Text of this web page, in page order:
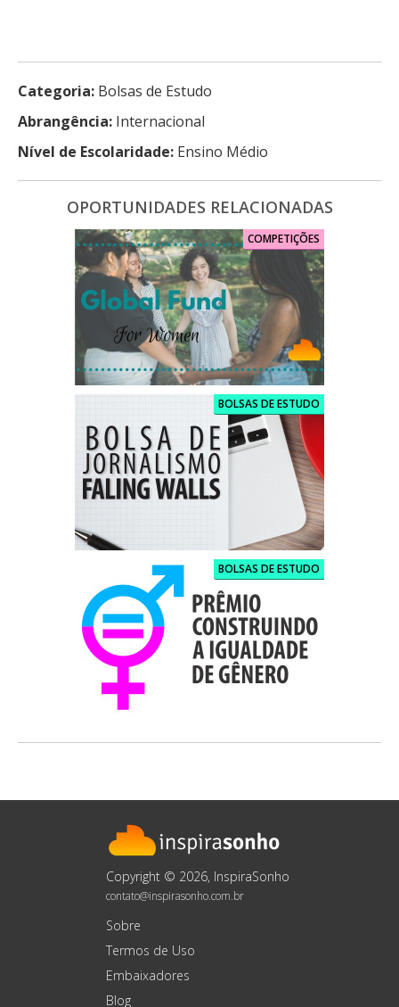
Categoria: Bolsas de Estudo
Abrangência: Internacional
Nível de Escolaridade: Ensino Médio
OPORTUNIDADES RELACIONADAS
COMPETIÇÕES
BOLSAS DE ESTUDO
BOLSAS DE ESTUDO
Copyright © 2026, InspiraSonho
contato@inspirasonho.com.br
Sobre
Termos de Uso
Embaixadores
Blog